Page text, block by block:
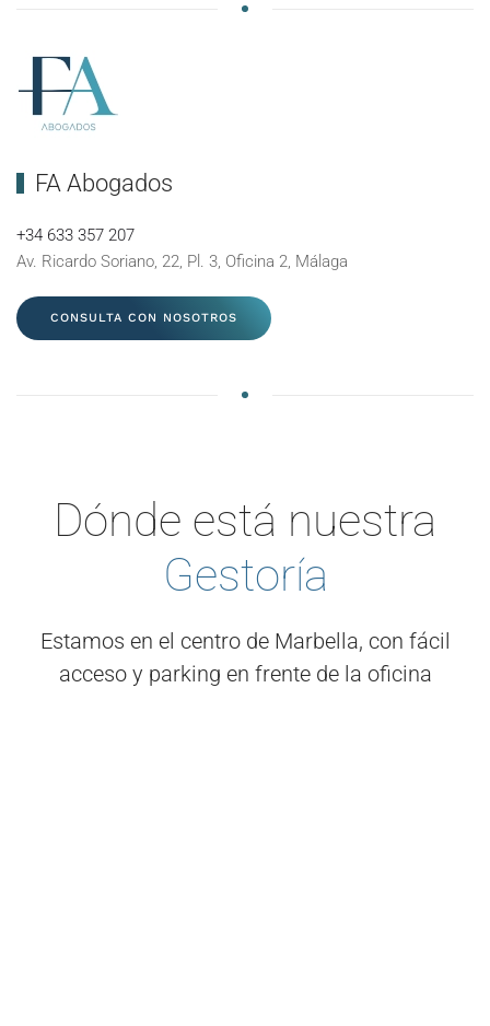
FA Abogados
+34 633 357 207
Av. Ricardo Soriano, 22, Pl. 3, Oficina 2, Málaga
CONSULTA CON NOSOTROS
Dónde está nuestra
Gestoría
Estamos en el centro de Marbella, con fácil
acceso y parking en frente de la oficina